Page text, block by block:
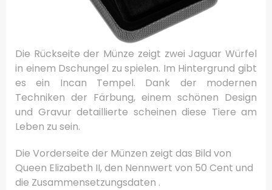
Die Rückseite der Münze zeigt zwei Jaguar Würfel
in einem Dschungel zu spielen. Im Hintergrund gibt
es ein Incan Tempel. Dank der modernen
Techniken der Färbung, einem schönen Design
und Gravur detaillierte scheinen diese Tiere am
Leben zu sein.
Die Vorderseite der Münzen zeigt das Bild von
Queen Elizabeth II, den Nennwert von 50 Cent und
die Zusammensetzungsdaten .